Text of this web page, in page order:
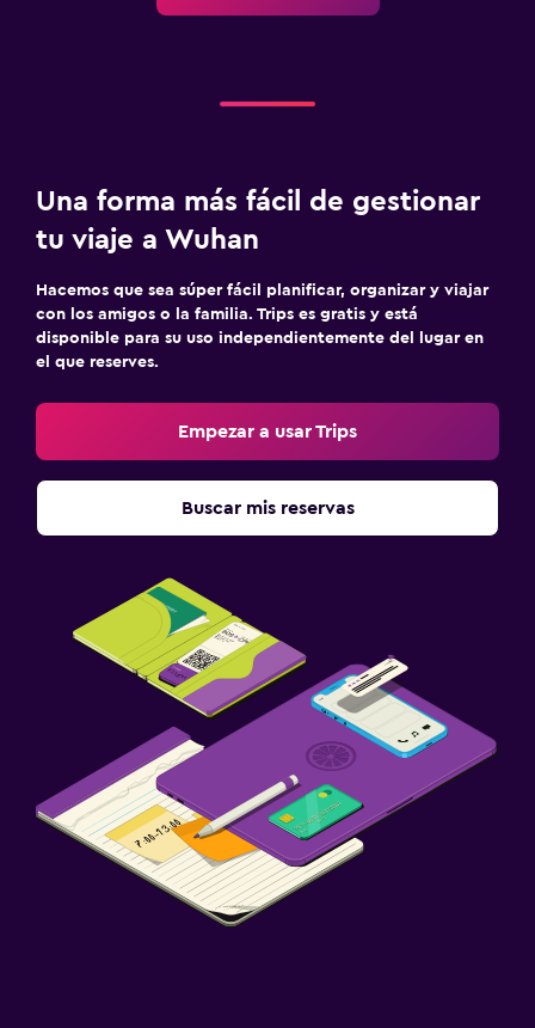
Una forma más fácil de gestionar
tu viaje a Wuhan
Hacemos que sea súper fácil planificar, organizar y viajar
con los amigos o la familia. Trips es gratis y está
disponible para su uso independientemente del lugar en
el que reserves.
Empezar a usar Trips
Buscar mis reservas